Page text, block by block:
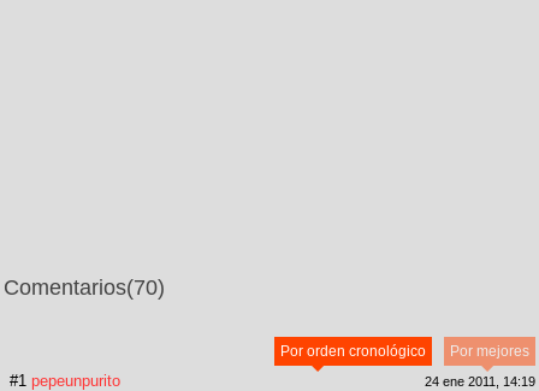
Comentarios(70)
Por mejores
Por orden cronológico
#1 pepeunpurito 24 ene 2011, 14:19